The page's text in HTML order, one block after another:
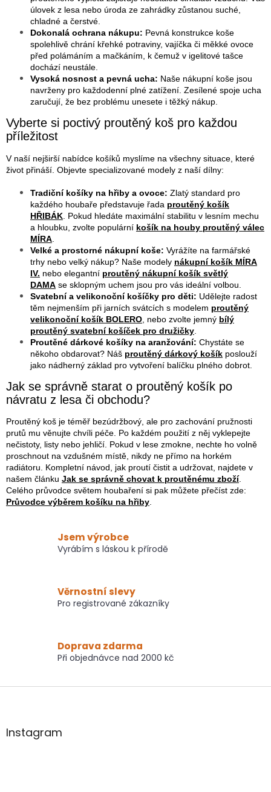
k
v
ý
p
s
u
úlovek z lesa nebo úroda ze zahrádky zůstanou suché,
chladné a čerstvé.
Dokonalá ochrana nákupu: Pevná konstrukce koše
spolehlivě chrání křehké potraviny, vajíčka či měkké ovoce
před polámáním a mačkáním, k čemuž v igelitové tašce
dochází neustále.
Vysoká nosnost a pevná ucha: Naše nákupní koše jsou
navrženy pro každodenní plné zatížení. Zesílené spoje ucha
zaručují, že bez problému unesete i těžký nákup.
Vyberte si poctivý proutěný koš pro každou
příležitost
V naší nejširší nabídce košíků myslíme na všechny situace, které
život přináší. Objevte specializované modely z naší dílny:
Tradiční košíky na hřiby a ovoce: Zlatý standard pro
každého houbaře představuje řada proutěný košík
HŘIBÁK . Pokud hledáte maximální stabilitu v lesním mechu
a hloubku, zvolte populární košík na houby proutěný válec
MÍRA
Velké a prostorné nákupní koše: Vyrážíte na farmářské
trhy nebo velký nákup? Naše modely nákupní košík MÍRA
IV. nebo elegantní proutěný nákupní košík světlý
DAMA se sklopným uchem jsou pro vás ideální volbou.
Svatební a velikonoční košíčky pro děti: Udělejte radost
těm nejmenším při jarních svátcích s modelem proutěný
velikonoční košík BOLERO , nebo zvolte jemný bílý
proutěný svatební košíček pro družičky
Proutěné dárkové košíky na aranžování: Chystáte se
někoho obdarovat? Náš proutěný dárkový košík poslouží
jako nádherný základ pro vytvoření balíčku plného dobrot.
Jak se správně starat o proutěný košík po
návratu z lesa či obchodu?
Proutěný koš je téměř bezúdržbový, ale pro zachování pružnosti
prutů mu věnujte chvíli péče. Po každém použití z něj vyklepejte
nečistoty, listy nebo jehličí. Pokud v lese zmokne, nechte ho volně
proschnout na vzdušném místě, nikdy ne přímo na horkém
radiátoru. Kompletní návod, jak proutí čistit a udržovat, najdete v
našem článku Jak se správně chovat k proutěnému zboží.
Celého průvodce světem houbaření si pak můžete přečíst zde:
Průvodce výběrem košíku na hřiby.
Jsem výrobce
Vyrábím s láskou k přírodě
Věrnostní slevy
Pro registrované zákazníky
Doprava zdarma
Při objednávce nad 2000 kč
Z
aInstagram